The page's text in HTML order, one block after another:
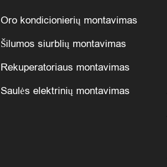
Oro kondicionierių montavimas
Šilumos siurblių montavimas
Rekuperatoriaus montavimas
Saulės elektrinių montavimas